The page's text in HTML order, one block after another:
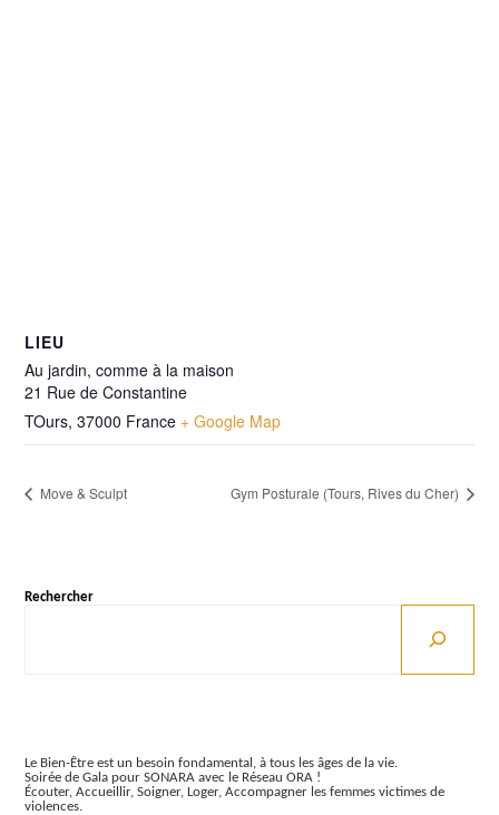
LIEU
Au jardin, comme à la maison
21 Rue de Constantine
TOurs, 37000 France + Google Map
Move & Sculpt Gym Posturale (Tours, Rives du Cher)
Rechercher
Le Bien-Être est un besoin fondamental, à tous les âges de la vie.
Soirée de Gala pour SONARA avec le Réseau ORA !
Écouter, Accueillir, Soigner, Loger, Accompagner les femmes victimes de
violences.